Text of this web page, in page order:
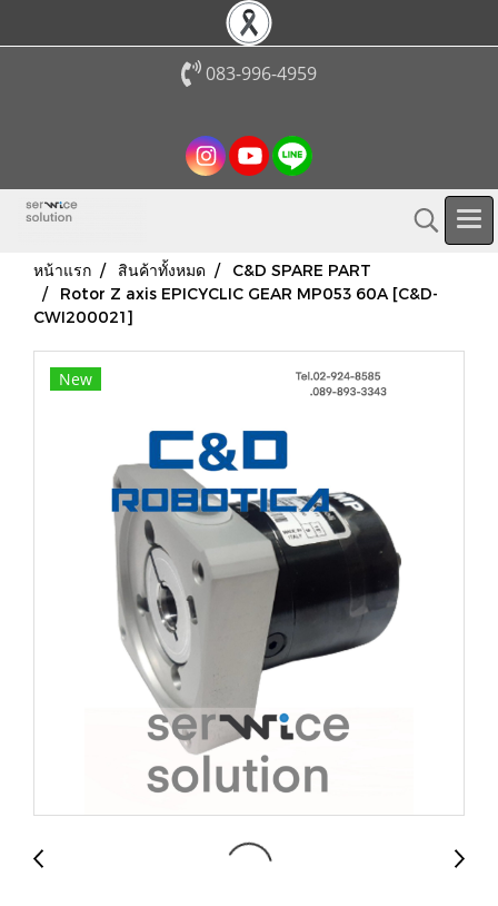
083-996-4959
หน้าแรก สินค้าทั้งหมด
C&D SPARE PART
Rotor Z axis EPICYCLIC GEAR MP053 60A [C&D-
CWI200021]
New